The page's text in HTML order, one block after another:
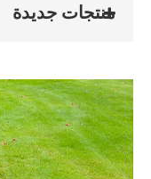
منتجات جديدة